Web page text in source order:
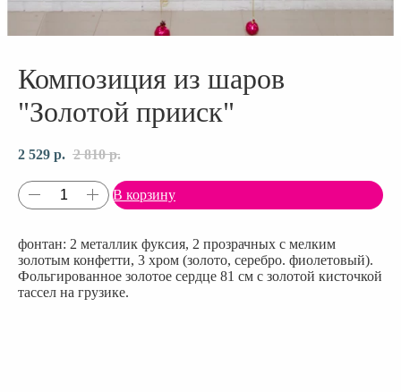
Композиция из шаров
"Золотой прииск"
2 529 р. 2 810 р.
В корзину
фонтан: 2 металлик фуксия, 2 прозрачных с мелким
золотым конфетти, 3 хром (золото, серебро. фиолетовый).
Фольгированное золотое сердце 81 см с золотой кисточкой
тассел на грузике.